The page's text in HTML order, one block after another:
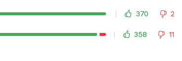
370 2
358 11